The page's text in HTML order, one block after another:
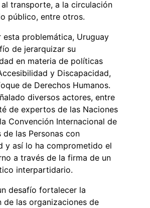
transporte, a la circulación
público, entre otros.
esta problemática, Uruguay
de jerarquizar su
en materia de políticas
y Discapacidad,
de Derechos Humanos.
diversos actores, entre
de expertos de las Naciones
Convención Internacional de
de las Personas con
y así lo ha comprometido el
a través de la firma de un
interpartidario.
desafío fortalecer la
de las organizaciones de